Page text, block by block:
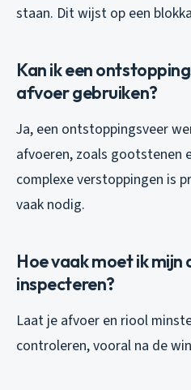
staan. Dit wijst op een
Kan ik een
afvoer gebruiken?
Ja, een ontstoppingsveer
afvoeren, zoals gootstenen
complexe verstoppingen is
vaak nodig.
Hoe vaak moet ik
inspecteren?
Laat je afvoer en riool
controleren, vooral na de